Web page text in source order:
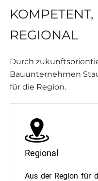
REGIONAL
Durch
Bauunternehmen
für die Region.
Regional
Aus der Region für